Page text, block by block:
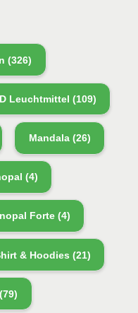
(326)
Leuchtmittel (109)
Mandala(26)
(4)
Forte(4)
& Hoodies (21)
(79)